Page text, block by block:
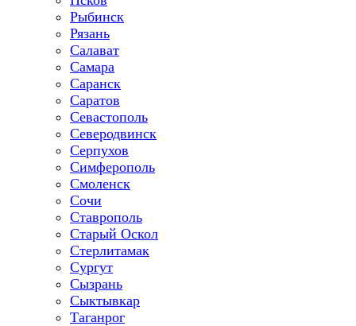
Рыбинск
Рязань
Салават
Самара
Саранск
Саратов
Севастополь
Северодвинск
Серпухов
Симферополь
Смоленск
Сочи
Ставрополь
Старый Оскол
Стерлитамак
Сургут
Сызрань
Сыктывкар
Таганрог